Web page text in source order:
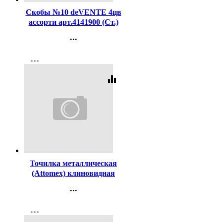
Скобы №10 deVENTE 4цв
ассорти арт.4141900 (Ст.)
...
Регистрация
more_horiz
equalizer
Точилка металлическая
(Attomex) клиновидная
отверстие арт.4071304
...
Регистрация
more_horiz